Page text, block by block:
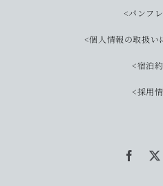
<パンフ
<個人情報の取扱い
<宿泊
<採用